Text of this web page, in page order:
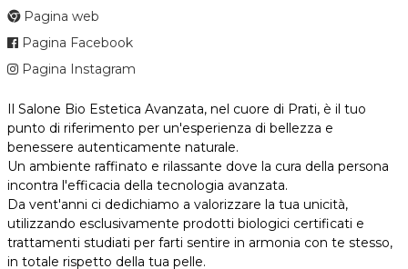
Pagina web
Pagina Facebook
Pagina Instagram
Il Salone Bio Estetica Avanzata, nel cuore di Prati, è il tuo
punto di riferimento per un'esperienza di bellezza e
benessere autenticamente naturale.
Un ambiente raffinato e rilassante dove la cura della persona
incontra l'efficacia della tecnologia avanzata.
Da vent'anni ci dedichiamo a valorizzare la tua unicità,
utilizzando esclusivamente prodotti biologici certificati e
trattamenti studiati per farti sentire in armonia con te stesso,
in totale rispetto della tua pelle.